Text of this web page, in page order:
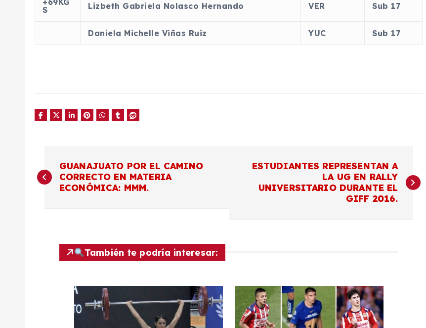
S
Lizbeth Gabriela Nolasco Hernando VER Sub 17
Daniela Michelle Viñas Ruiz YUC Sub 17
a
GUANAJUATO POR EL CAMINO
CORRECTO EN MATERIA
ECONÓMICA: MMM.
ESTUDIANTES REPRESENTAN A
LA UG EN RALLY
UNIVERSITARIO DURANTE EL
GIFF 2016.
También te podría interesar: